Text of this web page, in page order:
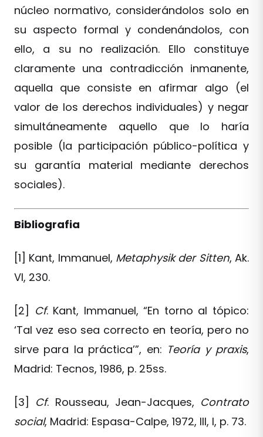
núcleo normativo, considerándolos solo en
su aspecto formal y condenándolos, con
ello, a su no realización. Ello constituye
claramente una contradicción inmanente,
aquella que consiste en afirmar algo (el
valor de los derechos individuales) y negar
simultáneamente aquello que lo haría
posible (la participación público-política y
su garantía material mediante derechos
sociales).
Bibliografia
[1] Kant, Immanuel, Metaphysik der Sitten, Ak.
VI, 230.
[2] Cf. Kant, Immanuel, “En torno al tópico:
‘Tal vez eso sea correcto en teoría, pero no
sirve para la práctica’”, en: Teoría y praxis,
Madrid: Tecnos, 1986, p. 25ss.
[3] Cf. Rousseau, Jean-Jacques, Contrato
social, Madrid: Espasa-Calpe, 1972, III, I, p. 73.